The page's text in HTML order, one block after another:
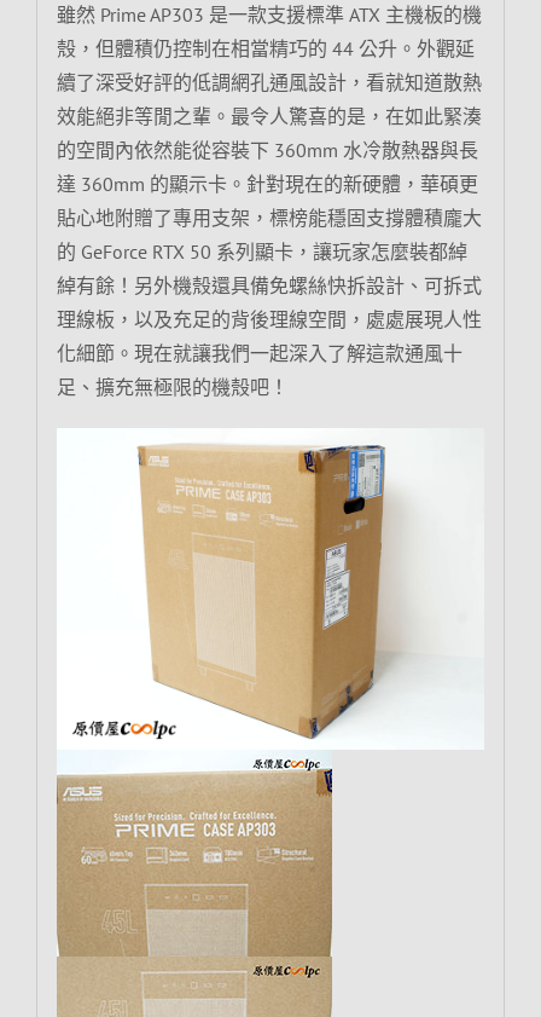
雖然 Prime AP303 是一款支援標準 ATX 主機板的機
殼，但體積仍控制在相當精巧的 44 公升。外觀延
續了深受好評的低調網孔通風設計，看就知道散熱
效能絕非等閒之輩。最令人驚喜的是，在如此緊湊
的空間內依然能從容裝下 360mm 水冷散熱器與長
達 360mm 的顯示卡。針對現在的新硬體，華碩更
貼心地附贈了專用支架，標榜能穩固支撐體積龐大
的 GeForce RTX 50 系列顯卡，讓玩家怎麼裝都綽
綽有餘！另外機殼還具備免螺絲快拆設計、可拆式
理線板，以及充足的背後理線空間，處處展現人性
化細節。現在就讓我們一起深入了解這款通風十
足、擴充無極限的機殼吧！